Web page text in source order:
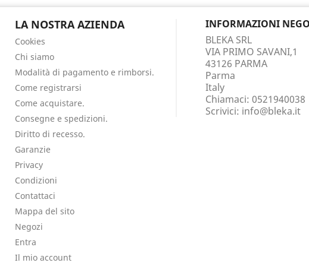
LA NOSTRA AZIENDA
Cookies
Chi siamo
Modalità di pagamento e rimborsi.
Come registrarsi
Come acquistare.
Consegne e spedizioni.
Diritto di recesso.
Garanzie
Privacy
Condizioni
Contattaci
Mappa del sito
Negozi
Entra
Il mio account
INFORMAZIONI
BLEKA SRL
VIA PRIMO SAVANI,1
43126 PARMA
Parma
Italy
Chiamaci: 0521940038
Scrivici: info@bleka.it